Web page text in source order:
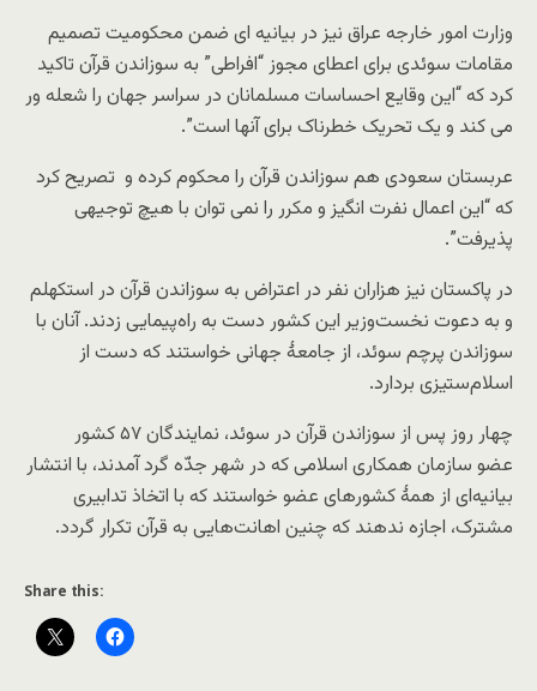
وزارت امور خارجه عراق نیز در بیانیه ای ضمن محکومیت تصمیم
مقامات سوئدی برای اعطای مجوز “افراطی” به سوزاندن قرآن تاکید
کرد که “این وقایع احساسات مسلمانان در سراسر جهان را شعله ور
می کند و یک تحریک خطرناک برای آنها است”.
عربستان سعودی هم سوزاندن قرآن را محکوم کرده و تصریح کرد
که “این اعمال نفرت انگیز و مکرر را نمی توان با هیچ توجیهی
پذیرفت”.
در پاکستان نیز هزاران نفر در اعتراض به سوزاندن قرآن در استکهلم
و به دعوت نخست‌وزیر این کشور دست به راه‌پیمایی زدند. آنان با
سوزاندن پرچم سوئد، از جامعۀ جهانی خواستند که دست از
اسلام‌ستیزی بردارد.
چهار روز پس از سوزاندن قرآن در سوئد، نمایندگان ۵۷ کشور
عضو سازمان همکاری اسلامی که در شهر جدّه گرد آمدند، با انتشار
بیانیه‌ای از همۀ کشورهای عضو خواستند که با اتخاذ تدابیری
مشترک، اجازه ندهند که چنین اهانت‌هایی به قرآن تکرار گردد.
Share this: